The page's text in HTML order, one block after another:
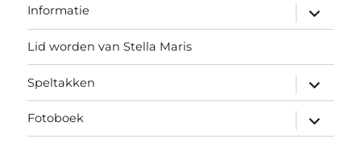
Informatie
Lid worden van Stella Maris
Speltakken
Fotoboek